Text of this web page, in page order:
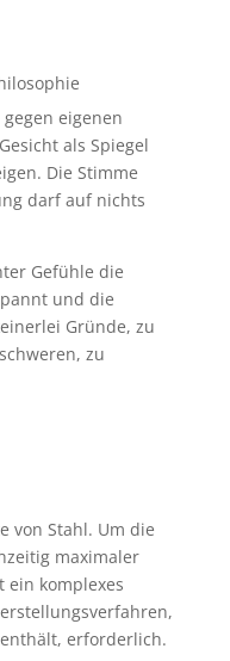
eigenen
als Spiegel
Die Stimme
darf auf nichts
Gefühle die
und die
Gründe, zu
zu
von Stahl. Um die
maximaler
ein komplexes
erforderlich.